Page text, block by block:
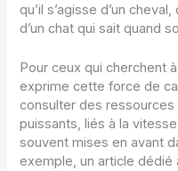
qu’il s’agisse d’un
d’un chat qui sait quand
Pour ceux qui cherchent
exprime cette force de
consulter des ressources
puissants, liés à la
souvent mises en avant
exemple, un article